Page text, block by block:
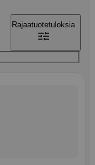
Rajaatuotetuloksia